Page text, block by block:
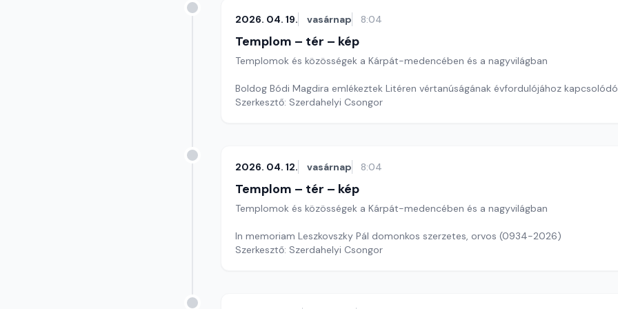
2026. 04. 19. vasárnap 8:04
Templom – tér – kép
Templomok és közösségek a Kárpát-medencében és a nagyvilágban
Boldog Bódi Magdira emlékeztek Litéren vértanúságának évfordulójához
Szerkesztő: Szerdahelyi Csongor
2026. 04. 12. vasárnap 8:04
Templom – tér – kép
Templomok és közösségek a Kárpát-medencében és a nagyvilágban
In memoriam Leszkovszky Pál domonkos szerzetes, orvos (0934-2026)
Szerkesztő: Szerdahelyi Csongor